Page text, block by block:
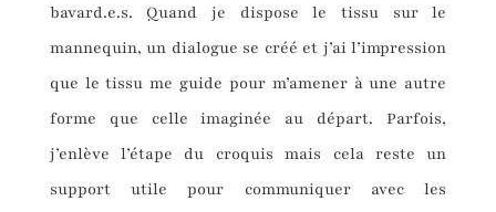
bavard.e.s. Quand je dispose le tissu sur le
mannequin, un dialogue se créé et j’ai l’impression
que le tissu me guide pour m’amener à une autre
forme que celle imaginée au départ. Parfois,
j’enlève l’étape du croquis mais cela reste un
support utile pour communiquer avec les